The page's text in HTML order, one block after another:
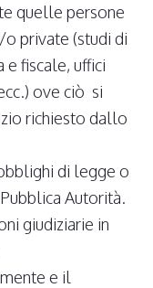
quelle persone
private (studi di
e fiscale, uffici
ove ciò si
richiesto dallo
di legge o
Autorità.
giudiziarie in
e il